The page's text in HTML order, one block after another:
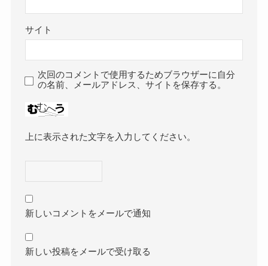
サイト
次回のコメントで使用するためブラウザーに自分
の名前、メールアドレス、サイトを保存する。
上に表示された文字を入力してください。
新しいコメントをメールで通知
新しい投稿をメールで受け取る